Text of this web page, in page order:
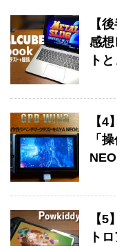
【
感想
ト
【
「
【
ト